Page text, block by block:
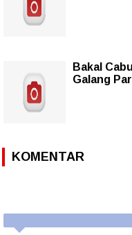
Bakal
Galang
KOMENTAR